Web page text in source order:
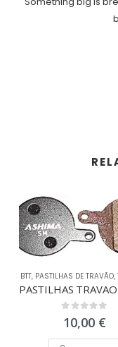
BTT, PASTILHAS DE TRAVÃO,
0out of 5
10,00 €